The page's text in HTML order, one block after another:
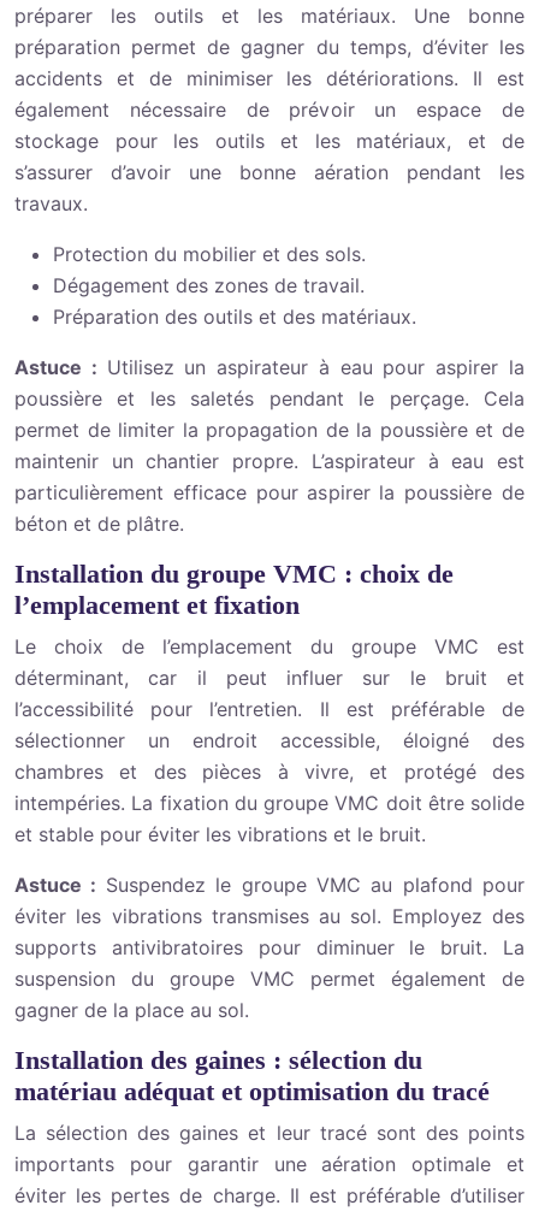
préparer les outils et les matériaux. Une bonne
préparation permet de gagner du temps, d’éviter les
accidents et de minimiser les détériorations. Il est
également nécessaire de prévoir un espace de
stockage pour les outils et les matériaux, et de
s’assurer d’avoir une bonne aération pendant les
travaux.
Protection du mobilier et des sols.
Dégagement des zones de travail.
Préparation des outils et des matériaux.
Astuce : Utilisez un aspirateur à eau pour aspirer la
poussière et les saletés pendant le perçage. Cela
permet de limiter la propagation de la poussière et de
maintenir un chantier propre. L’aspirateur à eau est
particulièrement efficace pour aspirer la poussière de
béton et de plâtre.
Installation du groupe VMC : choix de
l’emplacement et fixation
Le choix de l’emplacement du groupe VMC est
déterminant, car il peut influer sur le bruit et
l’accessibilité pour l’entretien. Il est préférable de
sélectionner un endroit accessible, éloigné des
chambres et des pièces à vivre, et protégé des
intempéries. La fixation du groupe VMC doit être solide
et stable pour éviter les vibrations et le bruit.
Astuce : Suspendez le groupe VMC au plafond pour
éviter les vibrations transmises au sol. Employez des
supports antivibratoires pour diminuer le bruit. La
suspension du groupe VMC permet également de
gagner de la place au sol.
Installation des gaines : sélection du
matériau adéquat et optimisation du tracé
La sélection des gaines et leur tracé sont des points
importants pour garantir une aération optimale et
éviter les pertes de charge. Il est préférable d’utiliser